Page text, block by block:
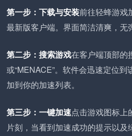
第一步：下载与安装前往轻蜂游戏
最新版客户端。界面简洁清爽，无
第二步：搜索游戏在客户端顶部的
或“MENACE”。软件会迅速定位
加到你的加速列表。
第三步：一键加速点击游戏图标上
片刻，当看到加速成功的提示以